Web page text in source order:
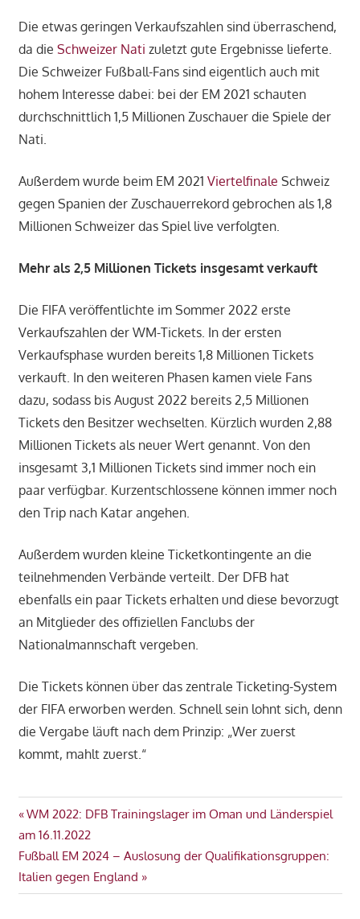
Die etwas geringen Verkaufszahlen sind überraschend,
da die Schweizer Nati zuletzt gute Ergebnisse lieferte.
Die Schweizer Fußball-Fans sind eigentlich auch mit
hohem Interesse dabei: bei der EM 2021 schauten
durchschnittlich 1,5 Millionen Zuschauer die Spiele der
Nati.
Außerdem wurde beim EM 2021 Viertelfinale Schweiz
gegen Spanien der Zuschauerrekord gebrochen als 1,8
Millionen Schweizer das Spiel live verfolgten.
Mehr als 2,5 Millionen Tickets insgesamt verkauft
Die FIFA veröffentlichte im Sommer 2022 erste
Verkaufszahlen der WM-Tickets. In der ersten
Verkaufsphase wurden bereits 1,8 Millionen Tickets
verkauft. In den weiteren Phasen kamen viele Fans
dazu, sodass bis August 2022 bereits 2,5 Millionen
Tickets den Besitzer wechselten. Kürzlich wurden 2,88
Millionen Tickets als neuer Wert genannt. Von den
insgesamt 3,1 Millionen Tickets sind immer noch ein
paar verfügbar. Kurzentschlossene können immer noch
den Trip nach Katar angehen.
Außerdem wurden kleine Ticketkontingente an die
teilnehmenden Verbände verteilt. Der DFB hat
ebenfalls ein paar Tickets erhalten und diese bevorzugt
an Mitglieder des offiziellen Fanclubs der
Nationalmannschaft vergeben.
Die Tickets können über das zentrale Ticketing-System
der FIFA erworben werden. Schnell sein lohnt sich, denn
die Vergabe läuft nach dem Prinzip: „Wer zuerst
kommt, mahlt zuerst.“
WM
Beitragsnavigation
Vorheriger
Beitrag:
WM 2022: DFB Trainingslager im Oman und Länderspiel
am 16.11.2022
Nächster
Beitrag:
Fußball EM 2024 – Auslosung der Qualifikationsgruppen:
Italien gegen England